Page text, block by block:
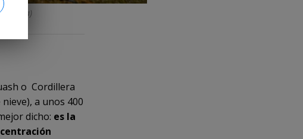
Silva)
o Cordillera
a unos 400
dicho: es la